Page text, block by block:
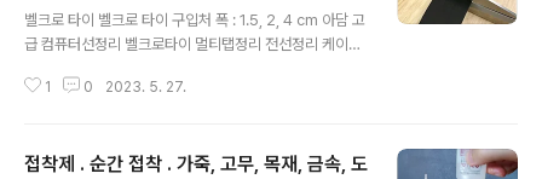
벨크로 타이 벨크로 타이 구입처 폭 : 1.5, 2, 4 cm 아담 고
급 컴퓨터선정리 벨크로타이 멀티탭정리 전선정리 케이블
활용예 차량 전기계통 작업시 배선 정리 및 고정 DIY . 스타
최대한 안 보이게 처리하려고 함. 사전 준비 1. DIY 용으로
1 0 2023. 5. 27.
접착제 . 순간 접착 . 가죽, 고무, 목재, 금속, 도